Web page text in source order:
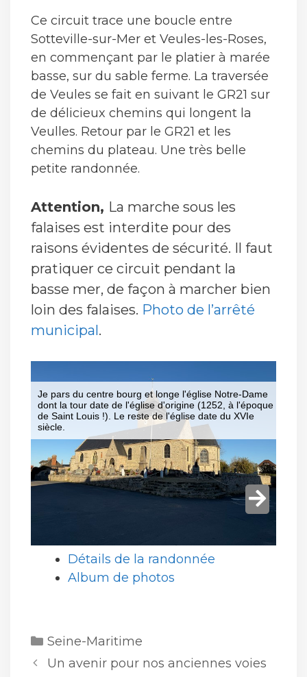
Ce circuit trace une boucle entre
Sotteville-sur-Mer et Veules-les-Roses,
en commençant par le platier à marée
basse, sur du sable ferme. La traversée
de Veules se fait en suivant le GR21 sur
de délicieux chemins qui longent la
Veulles. Retour par le GR21 et les
chemins du plateau. Une très belle
petite randonnée.
Attention, La marche sous les
falaises est interdite pour des
raisons évidentes de sécurité. Il faut
pratiquer ce circuit pendant la
basse mer, de façon à marcher bien
loin des falaises. Photo de l’arrêté
municipal .
Détails de la randonnée
Album de photos
Catégories
Seine-Maritime
Un avenir pour nos anciennes voies